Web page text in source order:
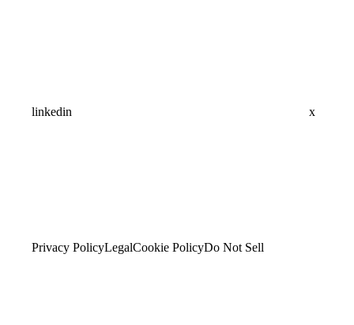
linkedin x
Privacy PolicyLegalCookie PolicyDo Not Sell